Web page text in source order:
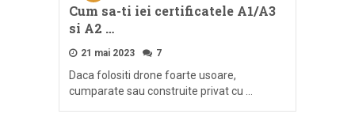
Cum sa-ti iei certificatele A1/A3
si A2 …
21 mai 2023 7
Daca folositi drone foarte usoare,
cumparate sau construite privat cu …